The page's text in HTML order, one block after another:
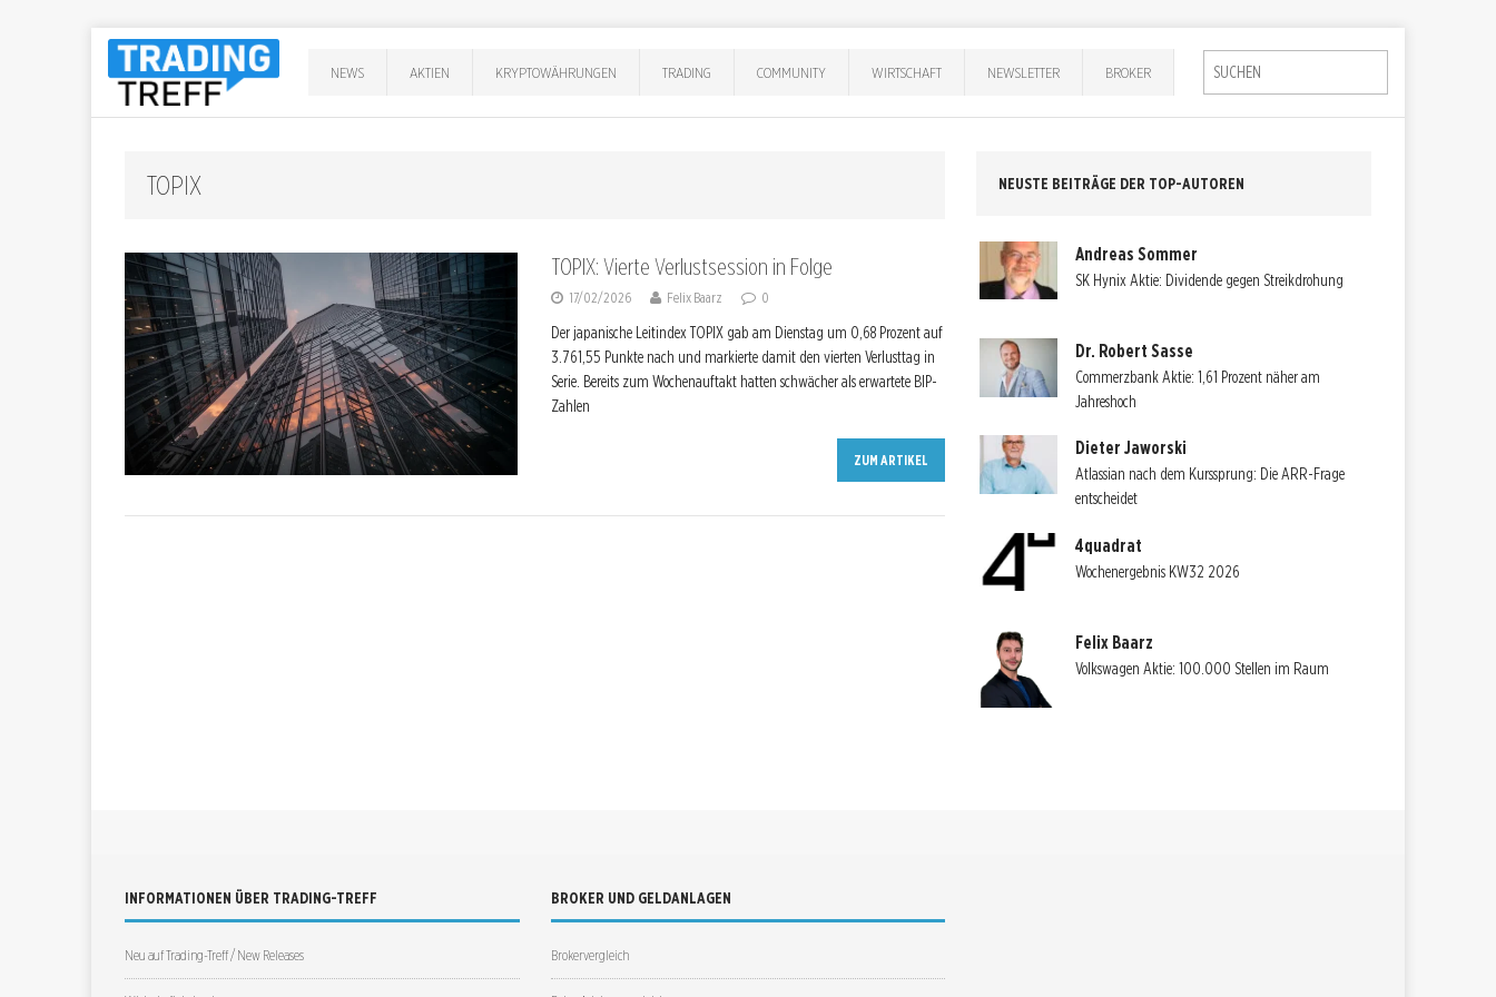
NEWS AKTIEN KRYPTOWÄHRUNGEN TRADING COMMUNITY WIRTSCHAFT NEWSLETTER BROKER
TOPIX
TOPIX: Vierte Verlustsession in Folge
17/02/2026 Felix Baarz 0
Der japanische Leitindex TOPIX gab am Dienstag um 0,68 Prozent auf
3.761,55 Punkte nach und markierte damit den vierten Verlusttag in
Serie. Bereits zum Wochenauftakt hatten schwächer als erwartete BIP-
Zahlen
ZUM ARTIKEL
NEUSTE BEITRÄGE DER TOP-AUTOREN
Andreas Sommer
SK Hynix Aktie: Dividende gegen Streikdrohung
Dr. Robert Sasse
Commerzbank Aktie: 1,61 Prozent näher am
Jahreshoch
Dieter Jaworski
Atlassian nach dem Kurssprung: Die ARR-Frage
entscheidet
4quadrat
Wochenergebnis KW32 2026
Felix Baarz
Volkswagen Aktie: 100.000 Stellen im Raum
INFORMATIONEN ÜBER TRADING-TREFF
Neu auf Trading-Treff / New Releases
BROKER UND GELDANLAGEN
Brokervergleich